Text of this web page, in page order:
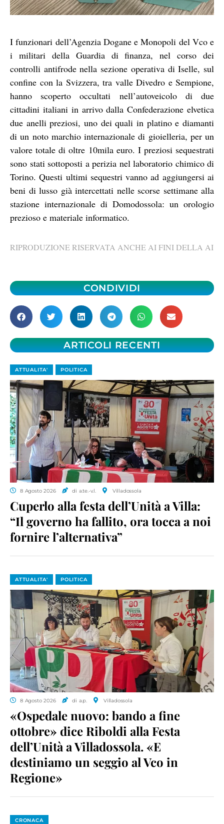
I funzionari dell’Agenzia Dogane e Monopoli del Vco e
i militari della Guardia di finanza, nel corso dei
controlli antifrode nella sezione operativa di Iselle, sul
confine con la Svizzera, tra valle Divedro e Sempione,
hanno scoperto occultati nell’autoveicolo di due
cittadini italiani in arrivo dalla Confederazione elvetica
due anelli preziosi, uno dei quali in platino e diamanti
di un noto marchio internazionale di gioielleria, per un
valore totale di oltre 10mila euro. I preziosi sequestrati
sono stati sottoposti a perizia nel laboratorio chimico di
Torino. Questi ultimi sequestri vanno ad aggiungersi ai
beni di lusso già intercettati nelle scorse settimane alla
stazione internazionale di Domodossola: un orologio
prezioso e materiale informatico.
RIPRODUZIONE RISERVATA ANCHE AI FINI DELLA AI
CONDIVIDI
ARTICOLI RECENTI
ATTUALITA' POLITICA
8 Agosto 2026 di a.te.-v.l. Villadossola
Cuperlo alla festa dell’Unità a Villa:
“Il governo ha fallito, ora tocca a noi
fornire l’alternativa”
ATTUALITA' POLITICA
8 Agosto 2026 di a.p. Villadossola
«Ospedale nuovo: bando a fine
ottobre» dice Riboldi alla Festa
dell’Unità a Villadossola. «E
destiniamo un seggio al Vco in
Regione»
CRONACA